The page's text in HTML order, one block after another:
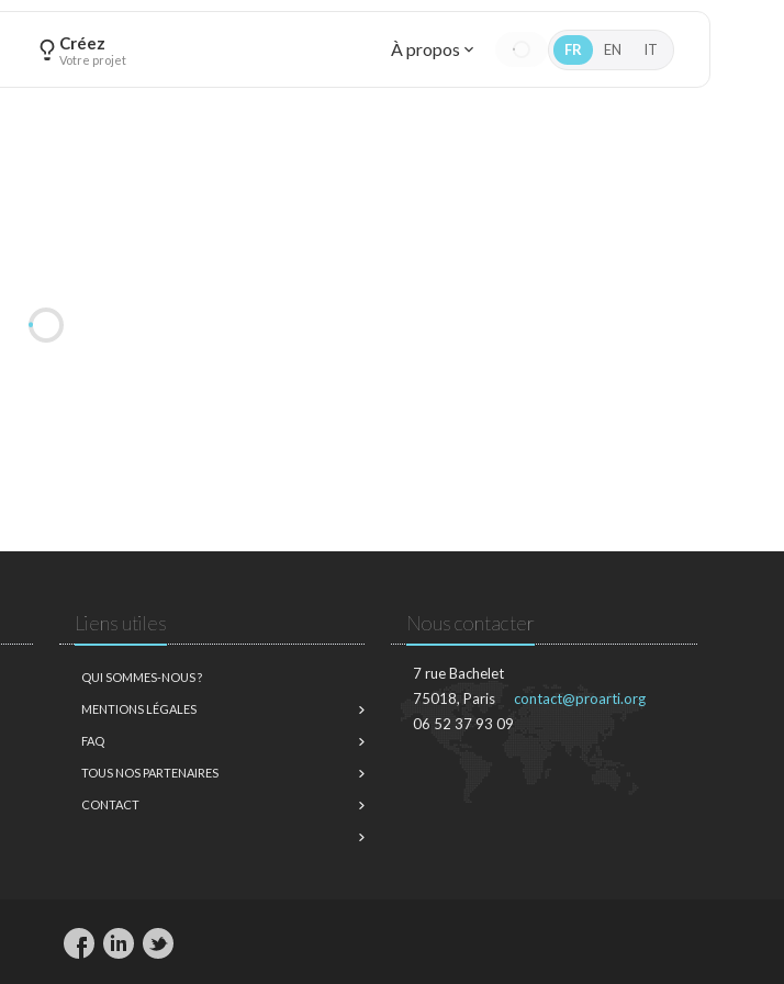
Créez
Votre projet À propos FR EN IT
Liens utiles
QUI SOMMES-NOUS ?
MENTIONS LÉGALES
FAQ
TOUS NOS PARTENAIRES
CONTACT
Nous contacter
7 rue Bachelet
75018, Paris
06 52 37 93 09
contact@proarti.org